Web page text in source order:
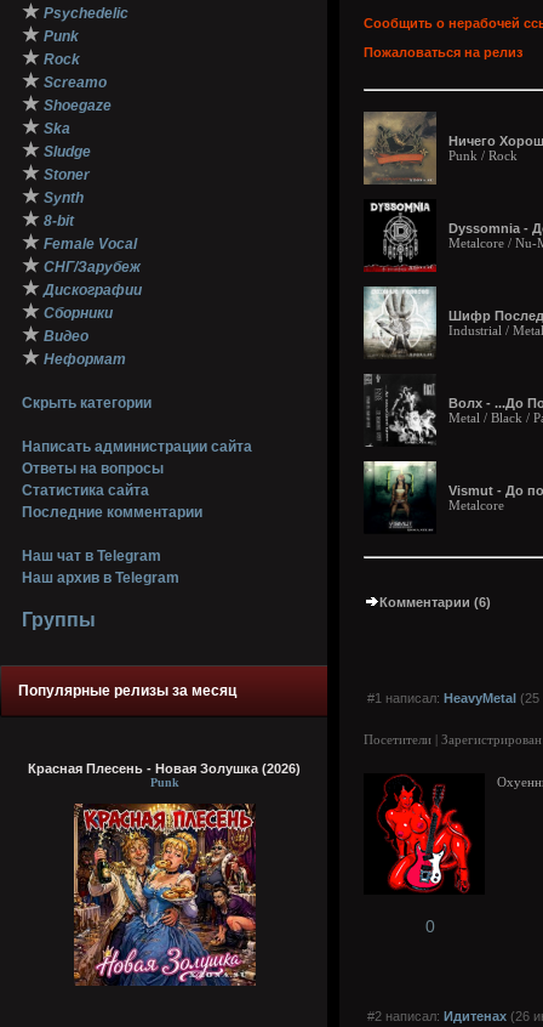
★ Psychedelic
★ Punk
★ Rock
★ Screamo
★ Shoegaze
★ Ska
★ Sludge
★ Stoner
★ Synth
★ 8-bit
★ Female Vocal
★ СНГ/Зарубеж
★ Дискографии
★ Сборники
★ Видео
★ Неформат
Скрыть категории
Написать администрации сайта
Ответы на вопросы
Статистика сайта
Последние комментарии
Наш чат в Telegram
Наш архив в Telegram
Группы
Популярные релизы за месяц
Красная Плесень - Новая Золушка (2026)
Punk
Сообщить о нерабочей
Пожаловаться на релиз
Ничего
Punk / Rock
Dyssomnia -
Metalcore / Nu-
Шифр
Industrial / Metal
Волх - ...До
Metal / Black /
Vismut - До
Metalcore
Комментарии (6)
#1 написал: HeavyMetal (25
Посетители |
0
#2 написал: Идитенах (26